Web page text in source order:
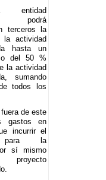
podrá
terceros la
la actividad
hasta un
del 50 %
la actividad
sumando
todos los
de este
gastos en
incurrir el
para la
sí mismo